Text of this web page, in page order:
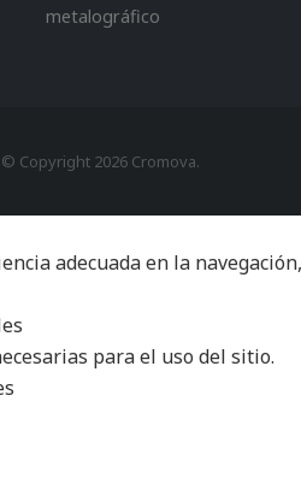
metalográfico
© Copyright 2026 Cromova.
adecuada en la
para el uso del sitio.